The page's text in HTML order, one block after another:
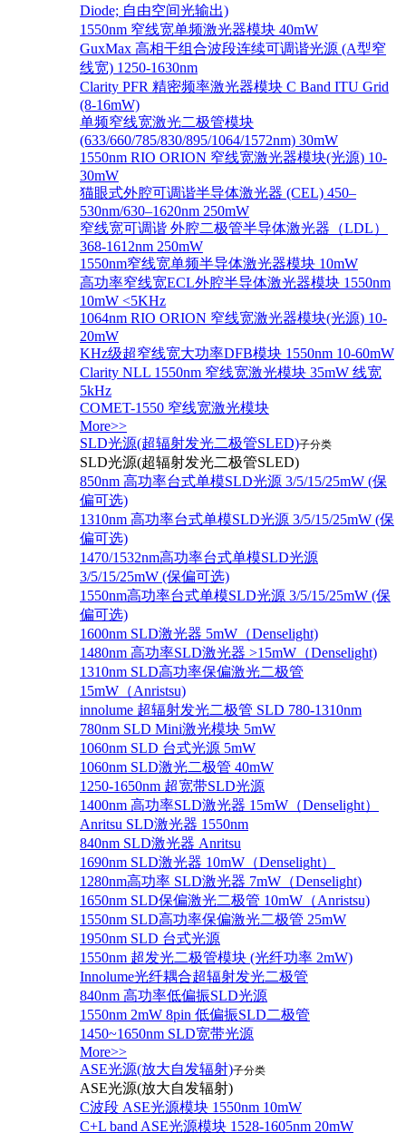
Diode; 自由空间光输出)
1550nm 窄线宽单频激光器模块 40mW
GuxMax 高相干组合波段连续可调谐光源 (A型窄
线宽) 1250-1630nm
Clarity PFR 精密频率激光器模块 C Band ITU Grid
(8-16mW)
单频窄线宽激光二极管模块
(633/660/785/830/895/1064/1572nm) 30mW
1550nm RIO ORION 窄线宽激光器模块(光源) 10-
30mW
猫眼式外腔可调谐半导体激光器 (CEL) 450–
530nm/630–1620nm 250mW
窄线宽可调谐 外腔二极管半导体激光器（LDL）
368-1612nm 250mW
1550nm窄线宽单频半导体激光器模块 10mW
高功率窄线宽ECL外腔半导体激光器模块 1550nm
10mW <5KHz
1064nm RIO ORION 窄线宽激光器模块(光源) 10-
20mW
KHz级超窄线宽大功率DFB模块 1550nm 10-60mW
Clarity NLL 1550nm 窄线宽激光模块 35mW 线宽
5kHz
COMET-1550 窄线宽激光模块
More>>
SLD光源(超辐射发光二极管SLED)子分类
SLD光源(超辐射发光二极管SLED)
850nm 高功率台式单模SLD光源 3/5/15/25mW (保
偏可选)
1310nm 高功率台式单模SLD光源 3/5/15/25mW (保
偏可选)
1470/1532nm高功率台式单模SLD光源
3/5/15/25mW (保偏可选)
1550nm高功率台式单模SLD光源 3/5/15/25mW (保
偏可选)
1600nm SLD激光器 5mW（Denselight)
1480nm 高功率SLD激光器 >15mW（Denselight)
1310nm SLD高功率保偏激光二极管
15mW（Anristsu)
innolume 超辐射发光二极管 SLD 780-1310nm
780nm SLD Mini激光模块 5mW
1060nm SLD 台式光源 5mW
1060nm SLD激光二极管 40mW
1250-1650nm 超宽带SLD光源
1400nm 高功率SLD激光器 15mW（Denselight）
Anritsu SLD激光器 1550nm
840nm SLD激光器 Anritsu
1690nm SLD激光器 10mW（Denselight）
1280nm高功率 SLD激光器 7mW（Denselight)
1650nm SLD保偏激光二极管 10mW（Anristsu)
1550nm SLD高功率保偏激光二极管 25mW
1950nm SLD 台式光源
1550nm 超发光二极管模块 (光纤功率 2mW)
Innolume光纤耦合超辐射发光二极管
840nm 高功率低偏振SLD光源
1550nm 2mW 8pin 低偏振SLD二极管
1450~1650nm SLD宽带光源
More>>
ASE光源(放大自发辐射)子分类
ASE光源(放大自发辐射)
C波段 ASE光源模块 1550nm 10mW
C+L band ASE光源模块 1528-1605nm 20mW